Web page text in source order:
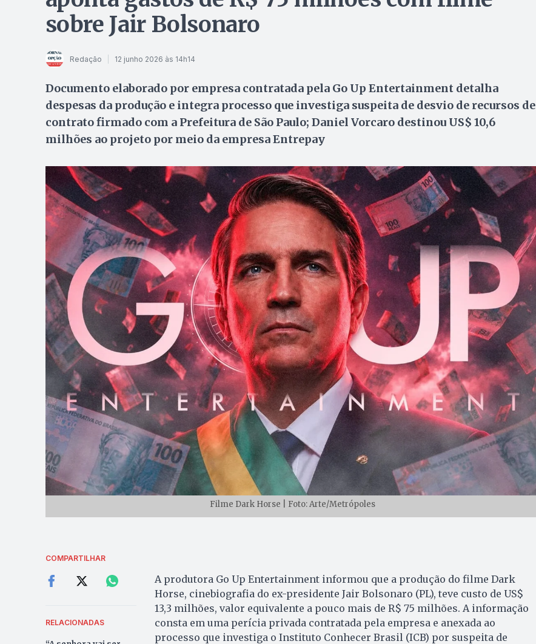
sobre Jair Bolsonaro
Redação 12 junho 2026 às 14h14
Documento elaborado por empresa contratada pela Go Up Entertainment detalha
despesas da produção e integra processo que investiga suspeita de desvio de recursos de
contrato firmado com a Prefeitura de São Paulo; Daniel Vorcaro destinou US$ 10,6
milhões ao projeto por meio da empresa Entrepay
Filme Dark Horse | Foto: Arte/Metrópoles
COMPARTILHAR
RELACIONADAS
A produtora Go Up Entertainment informou que a produção do filme Dark
Horse, cinebiografia do ex-presidente Jair Bolsonaro (PL), teve custo de US$
13,3 milhões, valor equivalente a pouco mais de R$ 75 milhões. A informação
consta em uma perícia privada contratada pela empresa e anexada ao
processo que investiga o Instituto Conhecer Brasil (ICB) por suspeita de